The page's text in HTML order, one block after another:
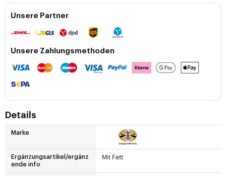
Unsere Partner
Unsere Zahlungsmethoden
Details
Marke
Ergänzungsartikel/ergänz
ende info
Mit Fett